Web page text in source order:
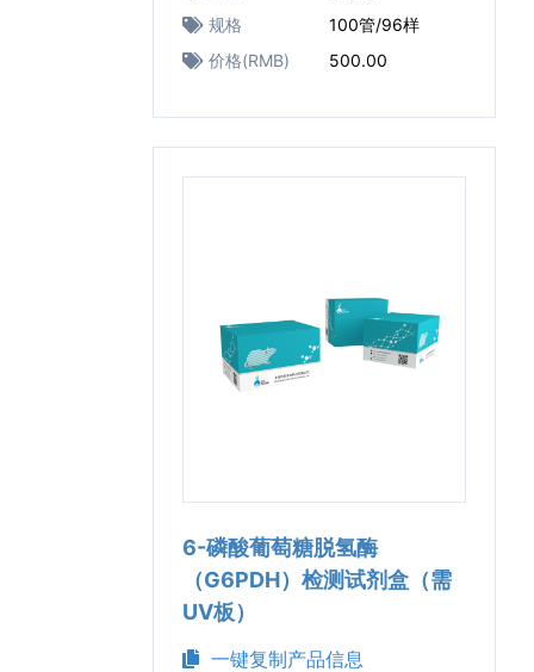
规格
100管/96样
价格(RMB)
500.00
6-磷酸葡萄糖脱氢酶
（G6PDH）检测试剂盒（需
UV板）
一键复制产品信息